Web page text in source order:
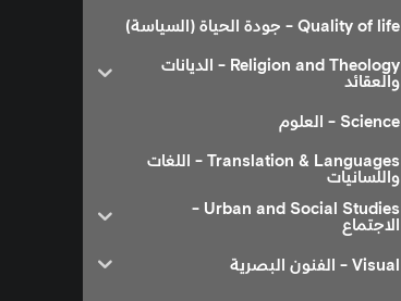
Quality of life - جودة الحياة (السياسة)
Religion and Theology - الديانات
والعقائد
Science - العلوم
Translation & Languages - اللغات
واللسانيات
Urban and Social Studies -
الاجتماع
Visual - الفنون البصرية